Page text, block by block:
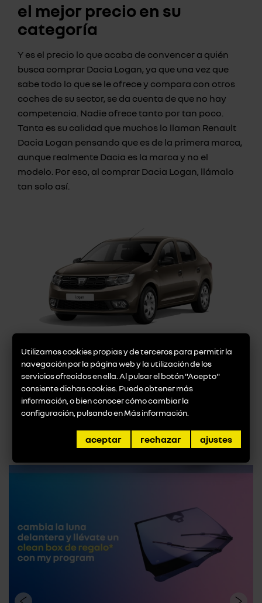
el mejor precio en su
categoría
Y es el precio lo que acaba de convencer a quién
busca comprar Dacia Logan, ya que una vez que
sabe todo lo que se le ofrece y compara con otros
coches de su sector, se da cuenta de que no hay
competencia. Nadie ofrece tanto por tan poco.
Tanta es su calidad que muchos lo llaman Renault
Dacia Logan pensando que es de la primera marca,
aunque realmente Dacia es la marca y no el
modelo. Por eso, al comprar Dacia Logan, llámalo
tan solo así.
tu dacia logan
aquí toda la información del dacia logan
promociones destacadas
Utilizamos cookies propias y de terceros para permitir la
navegación por la página web y la utilización de los
servicios ofrecidos en ella. Al pulsar el botón "Acepto"
consiente dichas cookies. Puede obtener más
información, o bien conocer cómo cambiar la
configuración, pulsando enMás información
aceptar rechazar ajustes